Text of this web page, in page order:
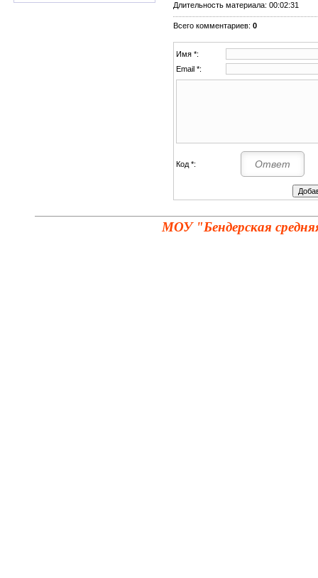
Длительность материала: 00:02:31
Всего комментариев: 0
Имя *:
Email *:
Код *:
МОУ "Бендерская